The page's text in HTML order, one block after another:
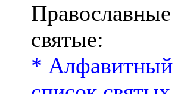
Православные
святые:
* Алфавитный